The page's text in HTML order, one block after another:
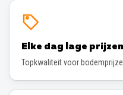
Elke dag lage prijzen
Topkwaliteit voor